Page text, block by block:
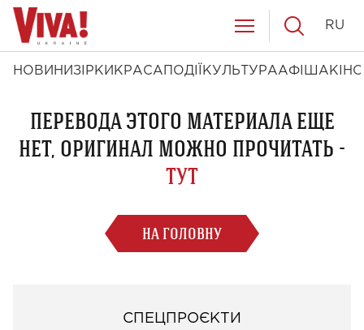
НОВИНИ ЗІРКИ КРАСА ПОДІЇ КУЛЬТУРААФІША КІНО
RU
ПЕРЕВОДА ЭТОГО МАТЕРИАЛА ЕЩЕ
НЕТ, ОРИГИНАЛ МОЖНО ПРОЧИТАТЬ -
ТУТ
НА ГОЛОВНУ
СПЕЦПРОЄКТИ